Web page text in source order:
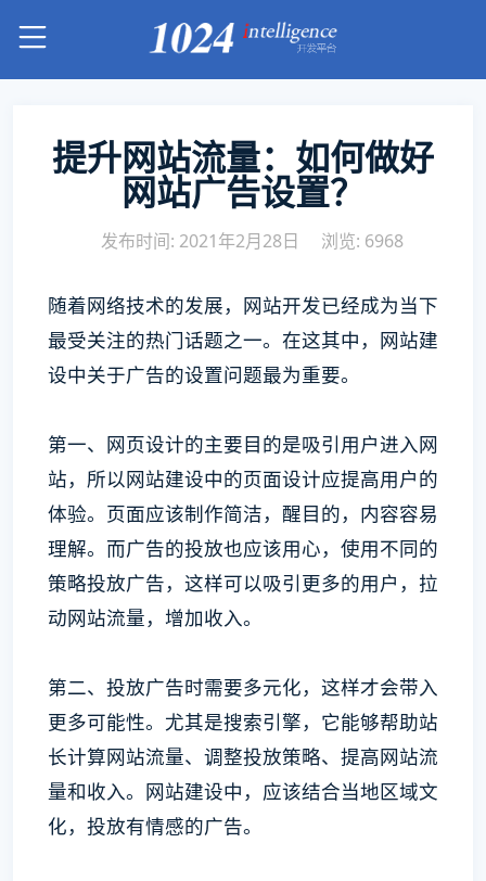
提升网站流量：如何做好
网站广告设置？
发布时间: 2021年2月28日 浏览: 6968
随着网络技术的发展，网站开发已经成为当下
最受关注的热门话题之一。在这其中，网站建
设中关于广告的设置问题最为重要。
第一、网页设计的主要目的是吸引用户进入网
站，所以网站建设中的页面设计应提高用户的
体验。页面应该制作简洁，醒目的，内容容易
理解。而广告的投放也应该用心，使用不同的
策略投放广告，这样可以吸引更多的用户，拉
动网站流量，增加收入。
第二、投放广告时需要多元化，这样才会带入
更多可能性。尤其是搜索引擎，它能够帮助站
长计算网站流量、调整投放策略、提高网站流
量和收入。网站建设中，应该结合当地区域文
化，投放有情感的广告。